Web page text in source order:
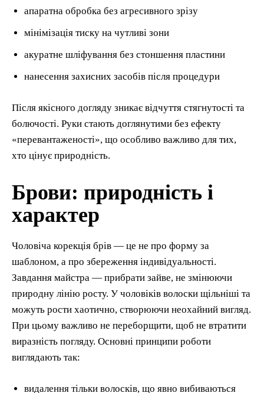
апаратна обробка без агресивного зрізу
мінімізація тиску на чутливі зони
акуратне шліфування без стоншення пластини
нанесення захисних засобів після процедури
Після якісного догляду зникає відчуття стягнутості та
болючості. Руки стають доглянутими без ефекту
«перевантаженості», що особливо важливо для тих,
хто цінує природність.
Брови: природність і
характер
Чоловіча корекція брів — це не про форму за
шаблоном, а про збереження індивідуальності.
Завдання майстра — прибрати зайве, не змінюючи
природну лінію росту. У чоловіків волоски щільніші та
можуть рости хаотично, створюючи неохайний вигляд.
При цьому важливо не переборщити, щоб не втратити
виразність погляду. Основні принципи роботи
виглядають так:
видалення тільки волосків, що явно вибиваються